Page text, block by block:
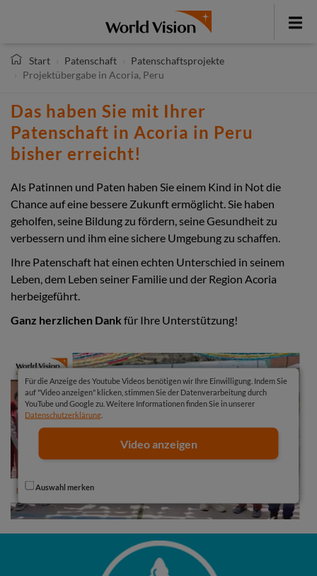
Toggle
Start
Patenschaft
Patenschaftsprojekte
Projektübergabe in Acoria, Peru
Das haben Sie mit Ihrer
Patenschaft in Acoria in Peru
bisher erreicht!
Als Patinnen und Paten haben Sie einem Kind in Not die
Chance auf eine bessere Zukunft ermöglicht. Sie haben
geholfen, seine Bildung zu fördern, seine Gesundheit zu
verbessern und ihm eine sichere Umgebung zu schaffen.
Ihre Patenschaft hat einen echten Unterschied in seinem
Leben, dem Leben seiner Familie und der Region Acoria
herbeigeführt.
Ganz herzlichen Dank für Ihre Unterstützung!
Für die Anzeige des Youtube Videos benötigen wir Ihre Einwilligung. Indem Sie
auf "Video anzeigen" klicken, stimmen Sie der Datenverarbeitung durch
YouTube und Google zu. Weitere Informationen finden Sie in unserer
Datenschutzerklärung
Video anzeigen
Auswahl merken